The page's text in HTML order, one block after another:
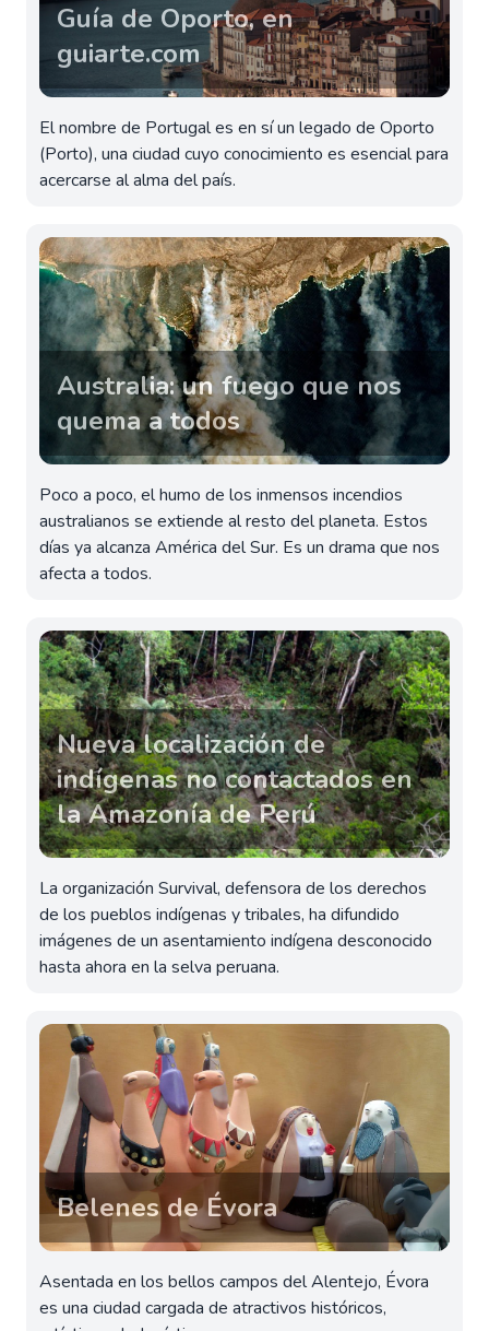
Guía de Oporto, en
guiarte.com
El nombre de Portugal es en sí un legado de Oporto
(Porto), una ciudad cuyo conocimiento es esencial para
acercarse al alma del país.
Australia: un fuego que nos
quema a todos
Poco a poco, el humo de los inmensos incendios
australianos se extiende al resto del planeta. Estos
días ya alcanza América del Sur. Es un drama que nos
afecta a todos.
Nueva localización de
indígenas no contactados en
la Amazonía de Perú
La organización Survival, defensora de los derechos
de los pueblos indígenas y tribales, ha difundido
imágenes de un asentamiento indígena desconocido
hasta ahora en la selva peruana.
Belenes de Évora
Asentada en los bellos campos del Alentejo, Évora
es una ciudad cargada de atractivos históricos,